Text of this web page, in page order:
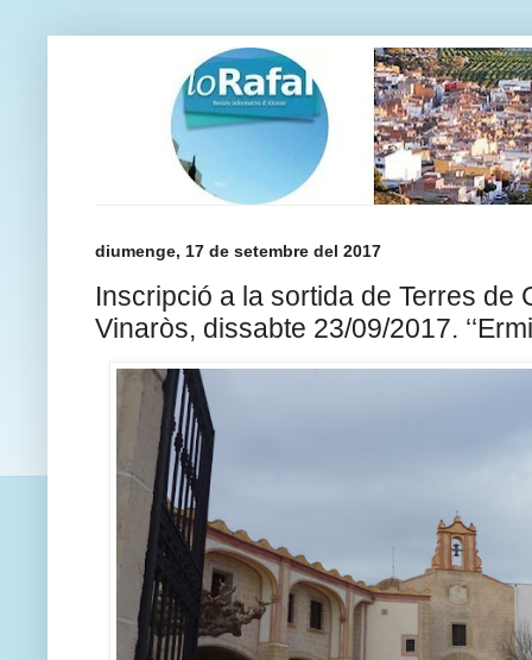
diumenge, 17 de setembre del 2017
Inscripció a la sortida de Terres de
Vinaròs, dissabte 23/09/2017.